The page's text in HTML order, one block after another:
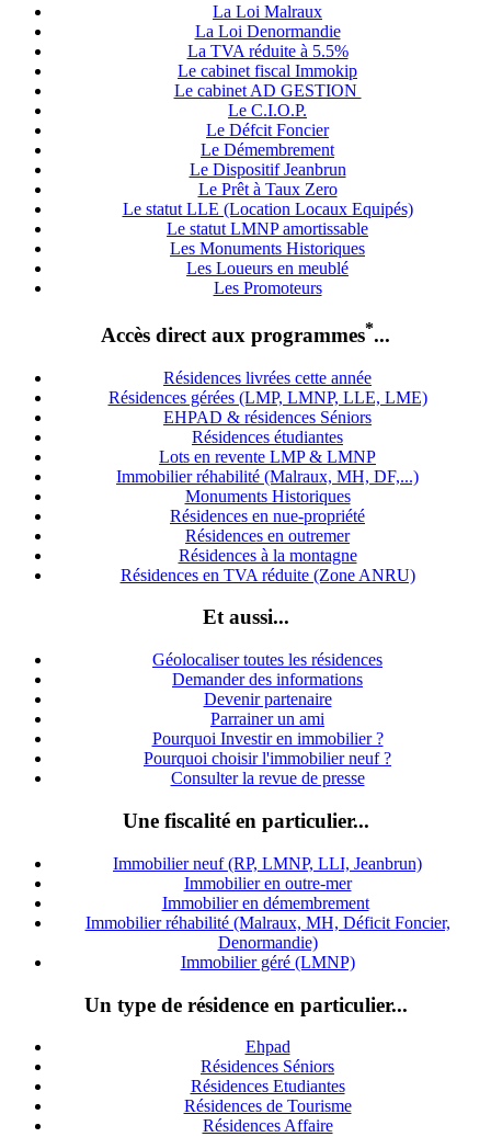
La Loi Malraux
La Loi Denormandie
La TVA réduite à 5.5%
Le cabinet fiscal Immokip
Le cabinet AD GESTION
Le C.I.O.P.
Le Défcit Foncier
Le Démembrement
Le Dispositif Jeanbrun
Le Prêt à Taux Zero
Le statut LLE (Location Locaux Equipés)
Le statut LMNP amortissable
Les Monuments Historiques
Les Loueurs en meublé
Les Promoteurs
Accès direct aux programmes*...
Résidences livrées cette année
Résidences gérées (LMP, LMNP, LLE, LME)
EHPAD & résidences Séniors
Résidences étudiantes
Lots en revente LMP & LMNP
Immobilier réhabilité (Malraux, MH, DF,...)
Monuments Historiques
Résidences en nue-propriété
Résidences en outremer
Résidences à la montagne
Résidences en TVA réduite (Zone ANRU)
Et aussi...
Géolocaliser toutes les résidences
Demander des informations
Devenir partenaire
Parrainer un ami
Pourquoi Investir en immobilier ?
Pourquoi choisir l'immobilier neuf ?
Consulter la revue de presse
Une fiscalité en particulier...
Immobilier neuf (RP, LMNP, LLI, Jeanbrun)
Immobilier en outre-mer
Immobilier en démembrement
Immobilier réhabilité (Malraux, MH, Déficit Foncier,
Denormandie)
Immobilier géré (LMNP)
Un type de résidence en particulier...
Ehpad
Résidences Séniors
Résidences Etudiantes
Résidences de Tourisme
Résidences Affaire